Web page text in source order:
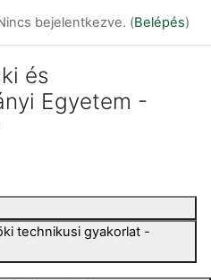
bejelentkezve. (Belépés)
és
Egyetem -
technikusi gyakorlat -